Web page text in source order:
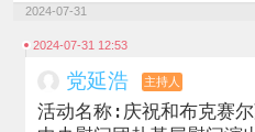
2024-07-31
2024-07-31 12:53
党延浩 主持人
活动名称:庆祝和布克赛